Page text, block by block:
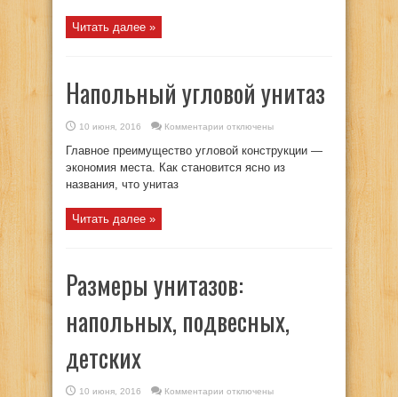
Читать далее »
Напольный угловой унитаз
10 июня, 2016 Комментарии
Напольный
угловой
унитаз
отключены
Главное преимущество угловой конструкции —
экономия места. Как становится ясно из
названия, что унитаз
Читать далее »
Размеры унитазов:
напольных, подвесных,
детских
10 июня, 2016 Комментарии отключены